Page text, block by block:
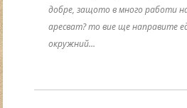
добре, защото в много работи
аресват? то вие ще направите
окружний…